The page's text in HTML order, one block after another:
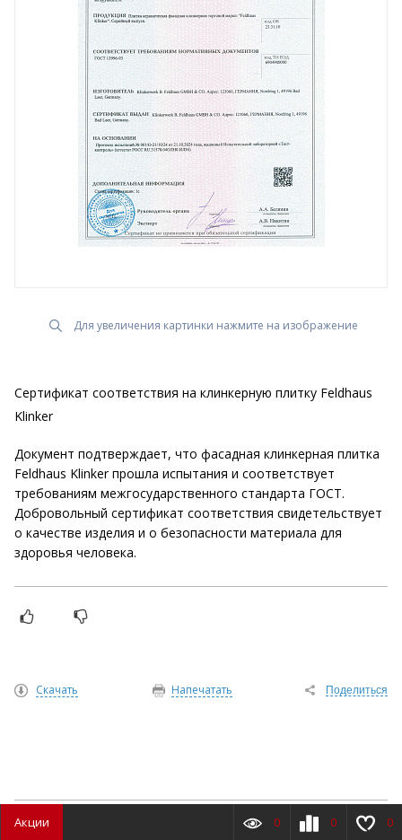
Для увеличения картинки нажмите на изображение
Сертификат соответствия на клинкерную плитку Feldhaus
Klinker
Документ подтверждает, что фасадная клинкерная плитка
Feldhaus Klinker прошла испытания и соответствует
требованиям межгосударственного стандарта ГОСТ.
Добровольный сертификат соответствия свидетельствует
о качестве изделия и о безопасности материала для
здоровья человека.
Поделиться
Напечатать
Скачать
Протоколы испытаний
Акции 0 0 0